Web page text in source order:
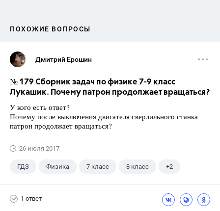
ПОХОЖИЕ ВОПРОСЫ
Дмитрий Ерошин
№ 179 Сборник задач по физике 7-9 класс
Лукашик. Почему патрон продолжает вращаться?
У кого есть ответ?
Почему после выключения двигателя сверлильного станка
патрон продолжает вращаться?
26 июля 2017
ГДЗ Физика 7 класс 8 класс +2
1 ответ